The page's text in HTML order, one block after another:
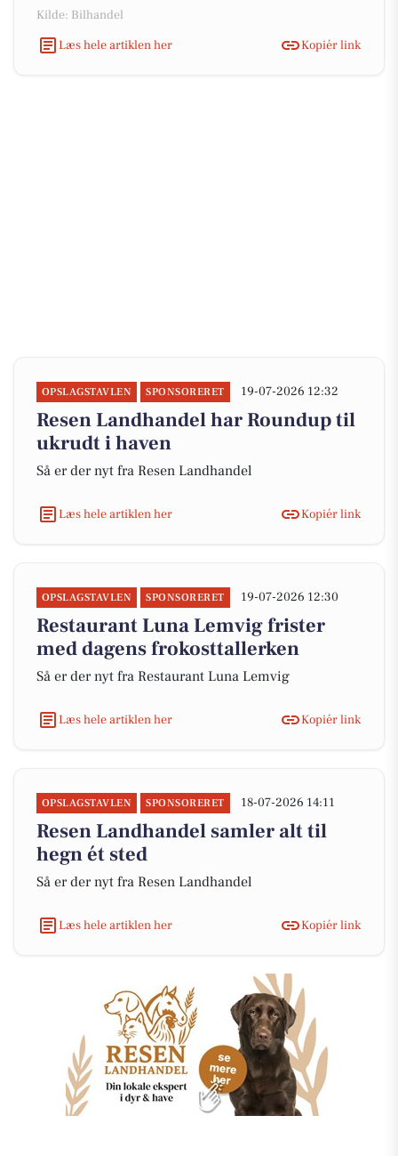
Kilde: Bilhandel
Læs hele artiklen her
Kopiér link
OPSLAGSTAVLEN SPONSORERET 19-07-2026 12:32
Resen Landhandel har Roundup til
ukrudt i haven
Så er der nyt fra Resen Landhandel
Læs hele artiklen her Kopiér link
OPSLAGSTAVLEN SPONSORERET 19-07-2026 12:30
Restaurant Luna Lemvig frister
med dagens frokosttallerken
Så er der nyt fra Restaurant Luna Lemvig
Læs hele artiklen her Kopiér link
OPSLAGSTAVLEN SPONSORERET 18-07-2026 14:11
Resen Landhandel samler alt til
hegn ét sted
Så er der nyt fra Resen Landhandel
Læs hele artiklen her Kopiér link